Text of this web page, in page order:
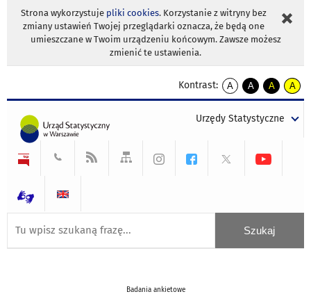
Strona wykorzystuje pliki cookies. Korzystanie z witryny bez
zmiany ustawień Twojej przeglądarki oznacza, że będą one
umieszczane w Twoim urządzeniu końcowym. Zawsze możesz
zmienić te ustawienia.
Kontrast:
A
kontrast
A
kontrast
tekst
czarnym
A
kontrast
tekst
czarnym
A
tekst
żółtym
Urzędy Statystyczne
Badania ankietowe